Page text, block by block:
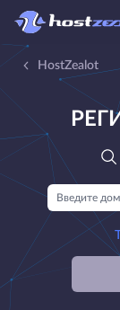
HostZealot